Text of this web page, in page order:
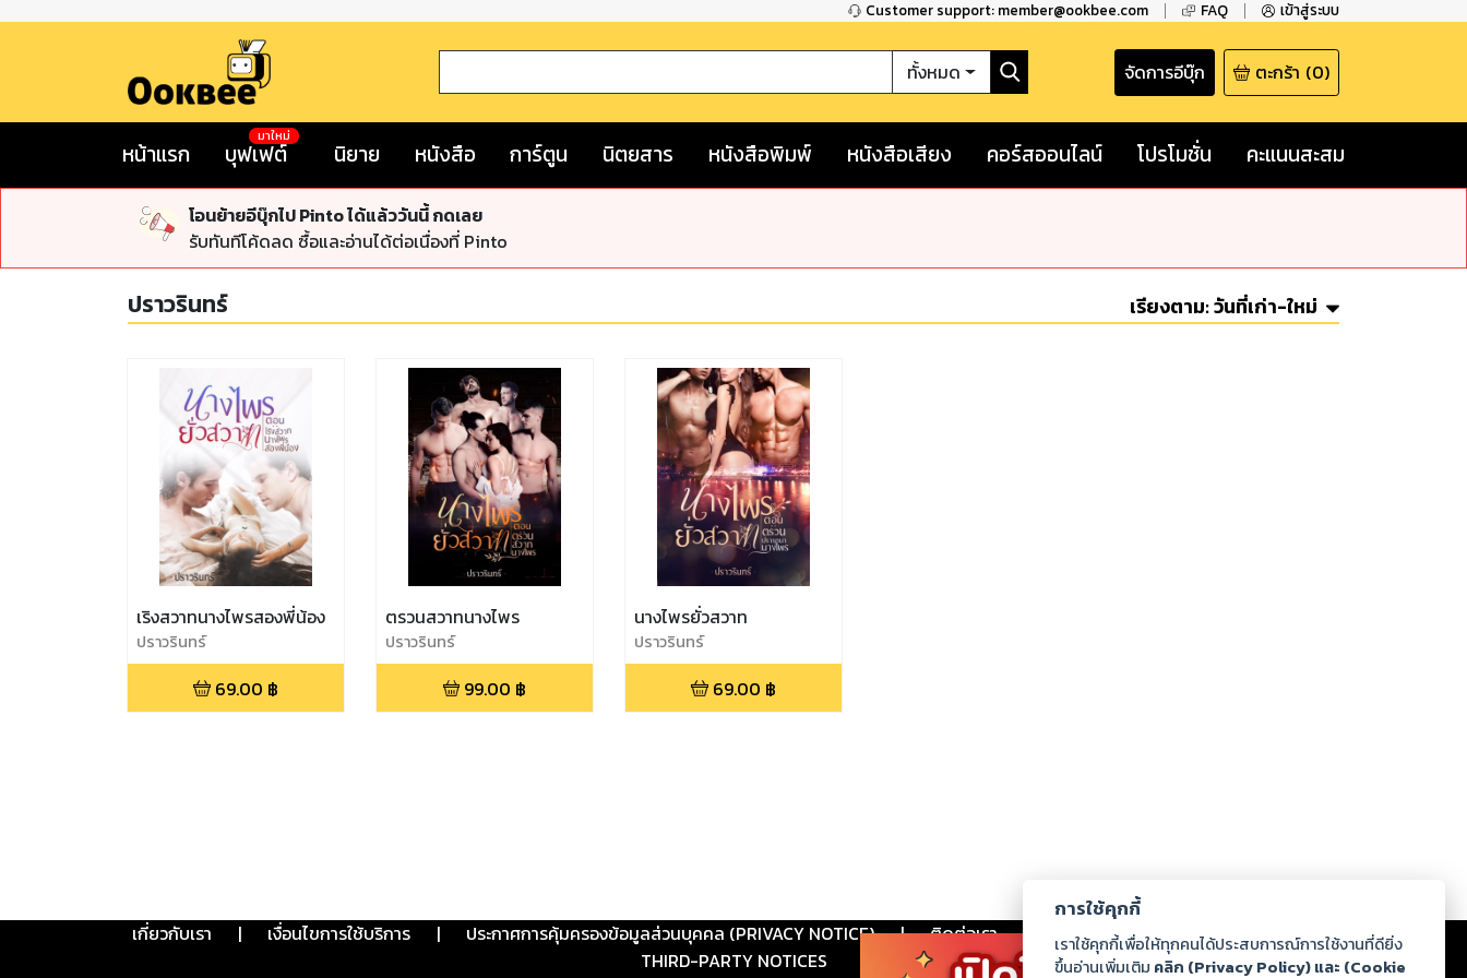
Customer support: member@ookbee.com FAQ เข้าสู่ระบบ
ทั้งหมด จัดการอีบุ๊ก ตะกร้า (0)
หน้าแรก บุฟเฟต์
มาใหม่
นิยาย หนังสือ การ์ตูน นิตยสาร หนังสือพิมพ์ หนังสือเสียง คอร์สออนไลน์ โปรโมชั่น คะแนนสะสม
โอนย้ายอีบุ๊กไป Pinto ได้แล้ววันนี้ กดเลย
รับทันทีโค้ดลด ซื้อและอ่านได้ต่อเนื่องที่ Pinto
ปราวรินทร์ เรียงตาม:วันที่เก่า-ใหม่
เริงสวาทนางไพรสองพี่น้อง
ปราวรินทร์
69.00 ฿
ตรวนสวาทนางไพร
ปราวรินทร์
99.00 ฿
นางไพรยั่วสวาท
ปราวรินทร์
69.00 ฿
เกี่ยวกับเรา | เงื่อนไขการใช้บริการ | ประกาศการคุ้มครองข้อมูลส่วนบุคคล (PRIVACY NOTICE) | ติดต่อเรา ร่วมงานกับเรา ดาวน์โหลด
THIRD-PARTY NOTICES
การใช้คุกกี้
เราใช้คุกกี้เพื่อให้ทุกคนได้ประสบการณ์การใช้งานที่ดียิ่ง
ขึ้นอ่านเพิ่มเติม คลิก (Privacy Policy) และ (Cookie